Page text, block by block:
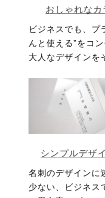
おしゃれなカ
ビジネスでも、プ
んと使える”をコ
大人なデザインを
シンプルデザ
名刺のデザインに
少ない、ビジネス